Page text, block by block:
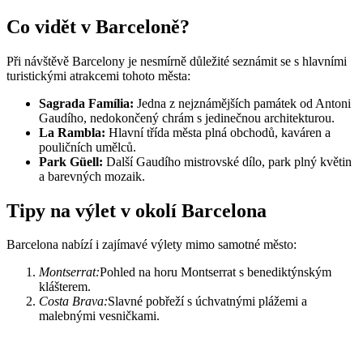
Co vidět v Barceloně?
Při návštěvě Barcelony je nesmírně důležité seznámit se s hlavními
turistickými atrakcemi tohoto města:
Sagrada Família: Jedna z nejznámějších památek od Antoni
Gaudího, nedokončený chrám s jedinečnou architekturou.
La Rambla: Hlavní třída města plná obchodů, kaváren a
pouličních umělců.
Park Güell: Další Gaudího mistrovské dílo, park plný květin
a barevných mozaik.
Tipy na výlet v okolí Barcelona
Barcelona nabízí i zajímavé výlety mimo samotné město:
Montserrat:Pohled na horu Montserrat s benediktýnským
klášterem.
Costa Brava:Slavné pobřeží s úchvatnými plážemi a
malebnými vesničkami.